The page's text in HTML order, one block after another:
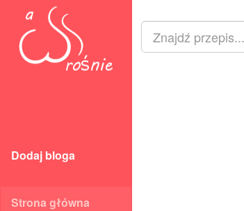
Dodaj bloga
Strona główna